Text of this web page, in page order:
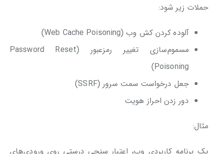
حملات زیر شود:
آلوده کردن کش وب (Web Cache Poisoning)
مسموم‌سازی تغییر رمز‌عبور (Password Reset
Poisoning)
جعل درخواست سمت سرور (SSRF)
دور زدن احراز هویت
مثال:
یک برنامه کاربردی وب، اعتبار سنجی درستی روی ورودی‌های